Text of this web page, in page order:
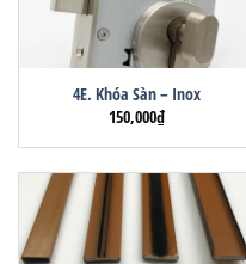
4E. Khóa Sàn – Inox
150,000₫